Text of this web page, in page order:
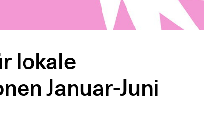
lokale
Januar-Juni